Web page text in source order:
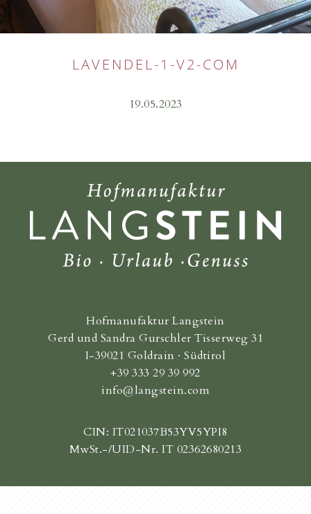
LAVENDEL-1-V2-COM
19.05.2023
Hofmanufaktur Langstein
Gerd und Sandra Gurschler Tisserweg 31
I-39021 Goldrain · Südtirol
+39 333 29 39 992
info@langstein.com
CIN: IT021037B53YV5YPI8
MwSt.-/UID-Nr. IT 02362680213